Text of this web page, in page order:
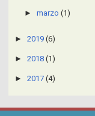
► marzo (1)
► 2019 (6)
► 2018 (1)
► 2017 (4)